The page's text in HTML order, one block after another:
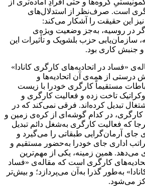
است. صرف‌نظر از استدلال‌های
نیز این حقیقت را آشکار می‌کند:
در روسیه، به‌جز وضعیت ویژه‌ی
سازمان‌یابی حزب بلشویک و تأثیرات این
و جنبش کاری بود.
«فساد در اتحادیه‌های کارگری کانادا»
درستی از همه‌ی آن اتحادیه‌ها و
مستقیماً کارگری خودرا با زیست
تاخت زده‌ و فعالیت کارگری و
تبدیل کرده‌اند. فرقی نمی‌کند که در
کارگری، در کدام گوشه‌ای از کره‌ی زمین و
که فعالیت کارگری به‌شغل دائم تبدیل
آرمان‌گرایی طبقاتی را می‌گیرد و
اداری جای خودرا به‌حضور مستقیم و
می‌دهد. همین زمینه، یکی از مهم‌ترین
کارگری است که مقاله‌ی «فساد
به‌طور گذرا به‌آن می‌پردازد؛ و بیش‌تر
می‌شود.